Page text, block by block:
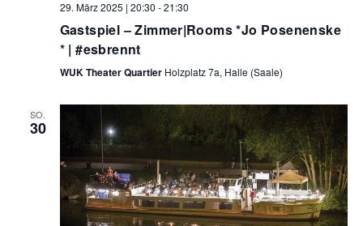
29. März 2025 | 20:30 -21:30
Gastspiel – Zimmer|Rooms *Jo Posenenske
* | #esbrennt
WUK Theater Quartier Holzplatz 7a, Halle (Saale)
SO.
30